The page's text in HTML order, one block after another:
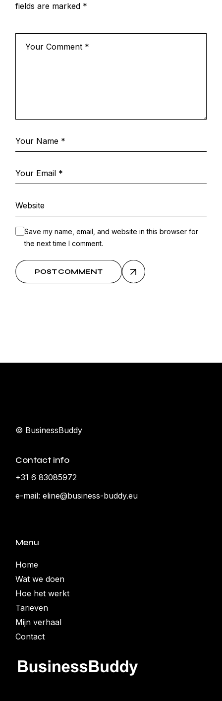
fields are marked *
Save my name, email, and website in this browser for
the next time I comment.
POST COMMENT
© BusinessBuddy
Contact info
+31 6 83085972
e-mail:eline@business-buddy.eu
Menu
Home
Wat we doen
Hoe het werkt
Tarieven
Mijn verhaal
Contact